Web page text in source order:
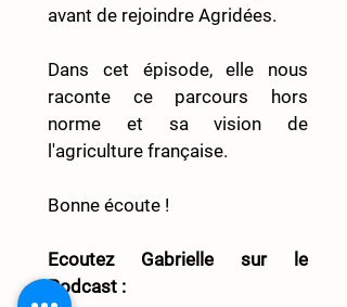
avant de rejoindre Agridées.
Dans cet épisode, elle nous
raconte ce parcours hors
norme et sa vision de
l'agriculture française.
Bonne écoute !
Ecoutez Gabrielle sur le
Podcast :